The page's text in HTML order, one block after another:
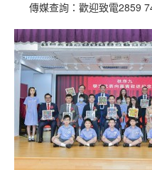
傳媒查詢：歡迎致電2859